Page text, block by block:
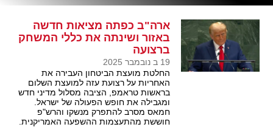
ארה"ב כפתה מציאות חדשה
באזור ושינתה את כללי המשחק
ברצועה
19 ב נובמבר 2025
החלטת מועצת הביטחון העבירה את
האחריות על רצועת עזה למועצת השלום
בראשות טראמפ, הציבה מסלול מדיני חדש
ומגבילה את חופש הפעולה של ישראל.
חמאס מסרב להתפרק מנשקו והרש"פ
חוששת מהתעצמות ההשפעה האמריקנית.